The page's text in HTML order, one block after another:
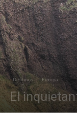
Destinos Europa
El